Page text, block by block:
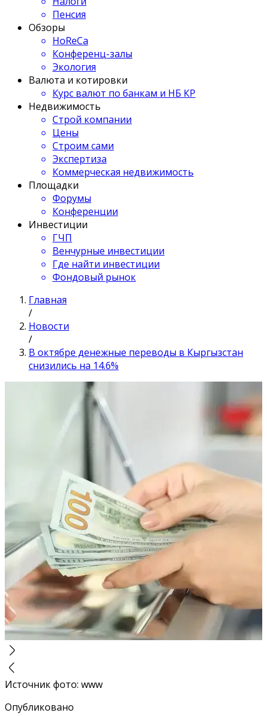
Пенсия
Обзоры
HoReCa
Конференц-залы
Экология
Валюта и котировки
Курс валют по банкам и НБ КР
Недвижимость
Строй компании
Цены
Строим сами
Экспертиза
Коммерческая недвижимость
Площадки
Форумы
Конференции
Инвестиции
ГЧП
Венчурные инвестиции
Где найти инвестиции
Фондовый рынок
Главная
/
Новости
/
В октябре денежные переводы в Кыргызстан
снизились на 14.6%
Источник фото: www
Опубликовано